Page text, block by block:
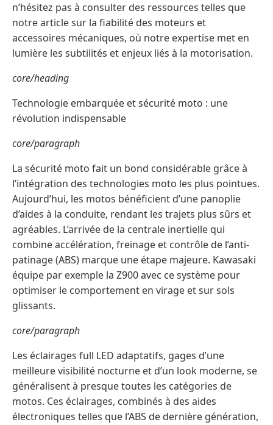
n’hésitez pas à consulter des ressources telles que
notre article sur la fiabilité des moteurs et
accessoires mécaniques, où notre expertise met en
lumière les subtilités et enjeux liés à la motorisation.
core/heading
Technologie embarquée et sécurité moto : une
révolution indispensable
core/paragraph
La sécurité moto fait un bond considérable grâce à
l’intégration des technologies moto les plus pointues.
Aujourd’hui, les motos bénéficient d’une panoplie
d’aides à la conduite, rendant les trajets plus sûrs et
agréables. L’arrivée de la centrale inertielle qui
combine accélération, freinage et contrôle de l’anti-
patinage (ABS) marque une étape majeure. Kawasaki
équipe par exemple la Z900 avec ce système pour
optimiser le comportement en virage et sur sols
glissants.
core/paragraph
Les éclairages full LED adaptatifs, gages d’une
meilleure visibilité nocturne et d’un look moderne, se
généralisent à presque toutes les catégories de
motos. Ces éclairages, combinés à des aides
électroniques telles que l’ABS de dernière génération,